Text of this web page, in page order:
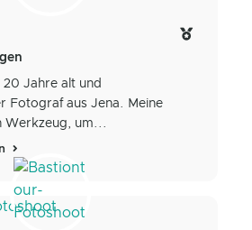
20 Jahre alt und
Fotograf aus Jena. Meine
Werkzeug, um...